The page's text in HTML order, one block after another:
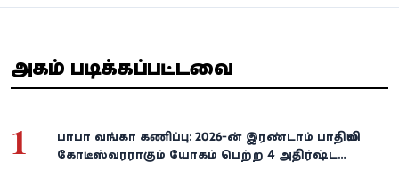
அதிகம் படிக்கப்பட்டவை
1
பாபா வங்கா கணிப்பு: 2026-ன் இரண்டாம் பாதியில்
கோடீஸ்வரராகும் யோகம் பெற்ற 4 அதிர்ஷ்ட